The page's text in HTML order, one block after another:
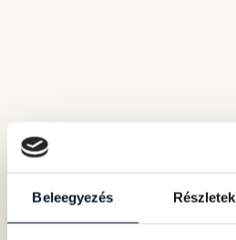
Beleegyezés Részletek